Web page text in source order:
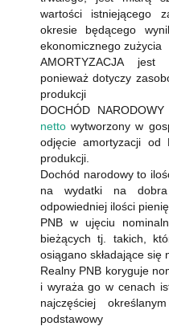
wartości istniejącego
okresie będącego
ekonomicznego zużycia
AMORTYZACJA jest
ponieważ dotyczy
produkcji
DOCHÓD
netto wytworzony w
odjęcie amortyzacji od
produkcji.
Dochód narodowy to
na wydatki na
odpowiedniej ilości
PNB w ujęciu
bieżących tj. takich,
osiągano składające się
Realny PNB koryguje
i wyraża go w cenach
najczęściej
podstawowy